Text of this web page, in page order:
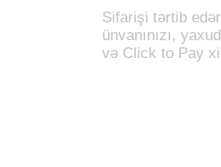
Sifarişi tərtib
ünvanınızı,
və Click to Pay